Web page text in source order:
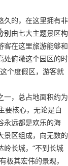
久的，在这里拥有非
别由七大主题景区构
客在这里旅游能够和
处俯瞰这个园区的时
个度假区，游客就
一，总占地面积约为
要核心，无论是白
永远都是欢乐的海
景区组成，向无数的
岭长城，“不到长城
极其宏伟的景观，